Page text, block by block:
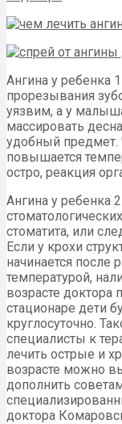
Ангина у ребенка
прорезывания
уязвим, а у
массировать
удобный
повышается
остро, реакция
Ангина у ребенка
стоматита, или
Если у крохи
начинается после
температурой,
возрасте доктора
стационаре дети
круглосуточно.
специалисты к
лечить острые и
возрасте можно
дополнить
доктора